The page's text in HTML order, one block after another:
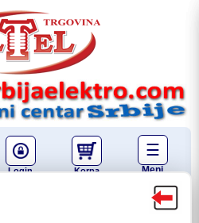
Login Korpa Meni
☰